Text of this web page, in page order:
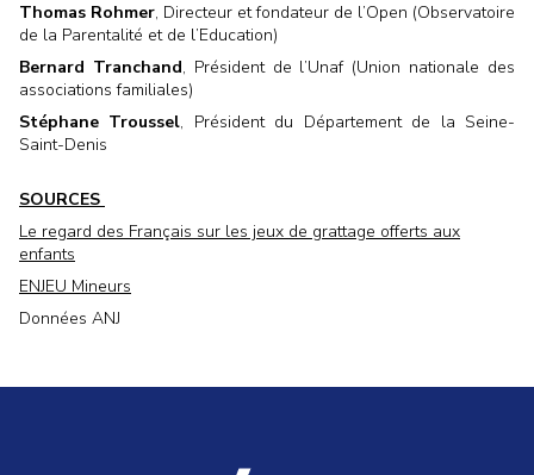
Thomas Rohmer, Directeur et fondateur de l’Open (Observatoire
de la Parentalité et de l’Education)
Bernard Tranchand, Président de l’Unaf (Union nationale des
associations familiales)
Stéphane Troussel, Président du Département de la Seine-
Saint-Denis
SOURCES
Le regard des Français sur les jeux de grattage offerts aux
enfants
ENJEU Mineurs
Données ANJ